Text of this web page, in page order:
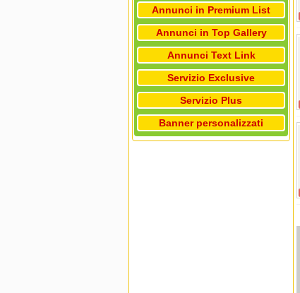
Annunci in Premium List
Annunci in Top Gallery
Annunci Text Link
Servizio Exclusive
Servizio Plus
Banner personalizzati